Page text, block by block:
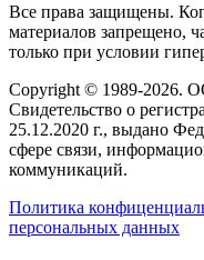
Все права защищены.
материалов запрещено,
только при условии
Copyright © 1989-2026.
Свидетельство о
25.12.2020 г., выдано
сфере связи,
коммуникаций.
Политика
персональных данных